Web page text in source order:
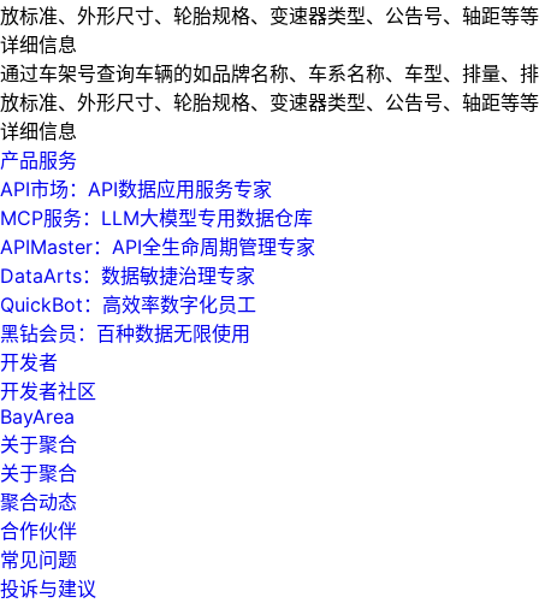
放标准、外形尺寸、轮胎规格、变速器类型、公告号、轴距等等
详细信息
通过车架号查询车辆的如品牌名称、车系名称、车型、排量、排
放标准、外形尺寸、轮胎规格、变速器类型、公告号、轴距等等
详细信息
产品服务
API市场：API数据应用服务专家
MCP服务：LLM大模型专用数据仓库
APIMaster：API全生命周期管理专家
DataArts：数据敏捷治理专家
QuickBot：高效率数字化员工
黑钻会员：百种数据无限使用
开发者
开发者社区
BayArea
关于聚合
关于聚合
聚合动态
合作伙伴
常见问题
投诉与建议